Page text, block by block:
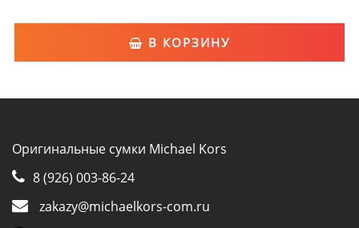
В КОРЗИНУ
Оригинальные сумки Michael Kors
8 (926) 003-86-24
zakazy@michaelkors-com.ru